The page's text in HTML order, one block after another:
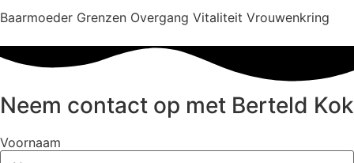
Baarmoeder Grenzen Overgang Vitaliteit Vrouwenkring
Neem contact op met Berteld Kok
Voornaam